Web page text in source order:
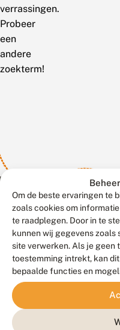
Om de beste ervaringen te
zoals cookies om
te raadplegen. Door in te
kunnen wij gegevens zoals
site verwerken. Als je
toestemming intrekt, kan
bepaalde functies en
verrassingen.
Probeer
een
andere
zoekterm!
Contact
Veelgestelde
Meld
©
Duurzaam ontwikkeld
Blue